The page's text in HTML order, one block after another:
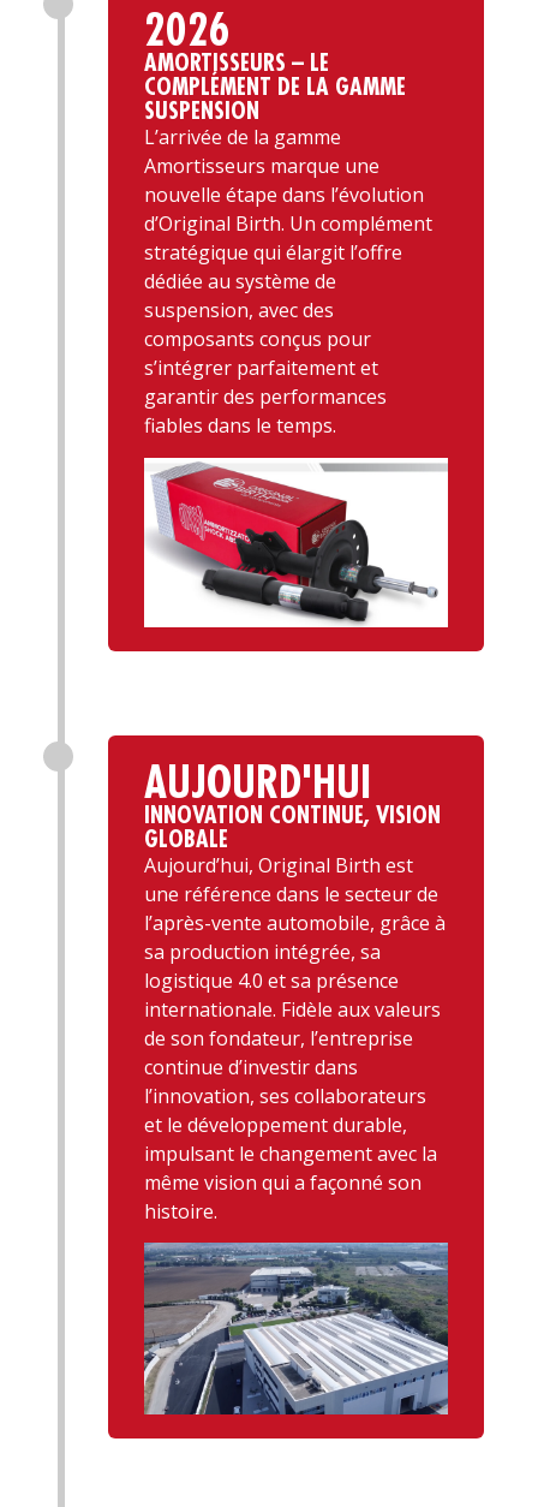
2026
AMORTISSEURS – LE
COMPLÉMENT DE LA GAMME
SUSPENSION
L’arrivée de la gamme
Amortisseurs marque une
nouvelle étape dans l’évolution
d’Original Birth. Un complément
stratégique qui élargit l’offre
dédiée au système de
suspension, avec des
composants conçus pour
s’intégrer parfaitement et
garantir des performances
fiables dans le temps.
AUJOURD'HUI
INNOVATION CONTINUE, VISION
GLOBALE
Aujourd’hui, Original Birth est
une référence dans le secteur de
l’après-vente automobile, grâce à
sa production intégrée, sa
logistique 4.0 et sa présence
internationale. Fidèle aux valeurs
de son fondateur, l’entreprise
continue d’investir dans
l’innovation, ses collaborateurs
et le développement durable,
impulsant le changement avec la
même vision qui a façonné son
histoire.